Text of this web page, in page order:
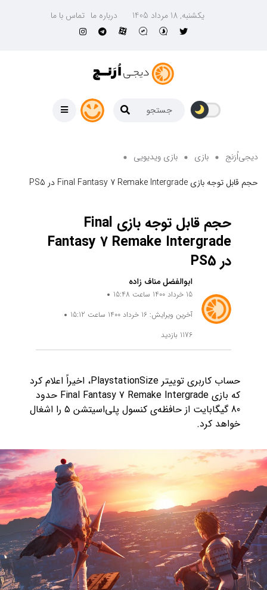
یکشنبه, 18 مرداد 1405 درباره ما تماس با ما
دیجی‌اُرَنج بازی
بازی ویدیویی
حجم قابل توجه بازی Final Fantasy 7 Remake Intergrade در PS5
حجم قابل توجه بازی Final
Fantasy 7 Remake Intergrade
در PS5
ابوالفضل مناف زاده
15 خرداد 1400 ساعت 15:48
آخرین ویرایش: 16 خرداد 1400 ساعت 15:12
1176 بازدید
حساب کاربری توییتر PlaystationSize، اخیراً اعلام کرد
که بازی Final Fantasy 7 Remake Intergrade حدود
80 گیگابایت از حافظه‌ی کنسول پلی‌اسیتشن ۵ را اشغال
خواهد کرد.